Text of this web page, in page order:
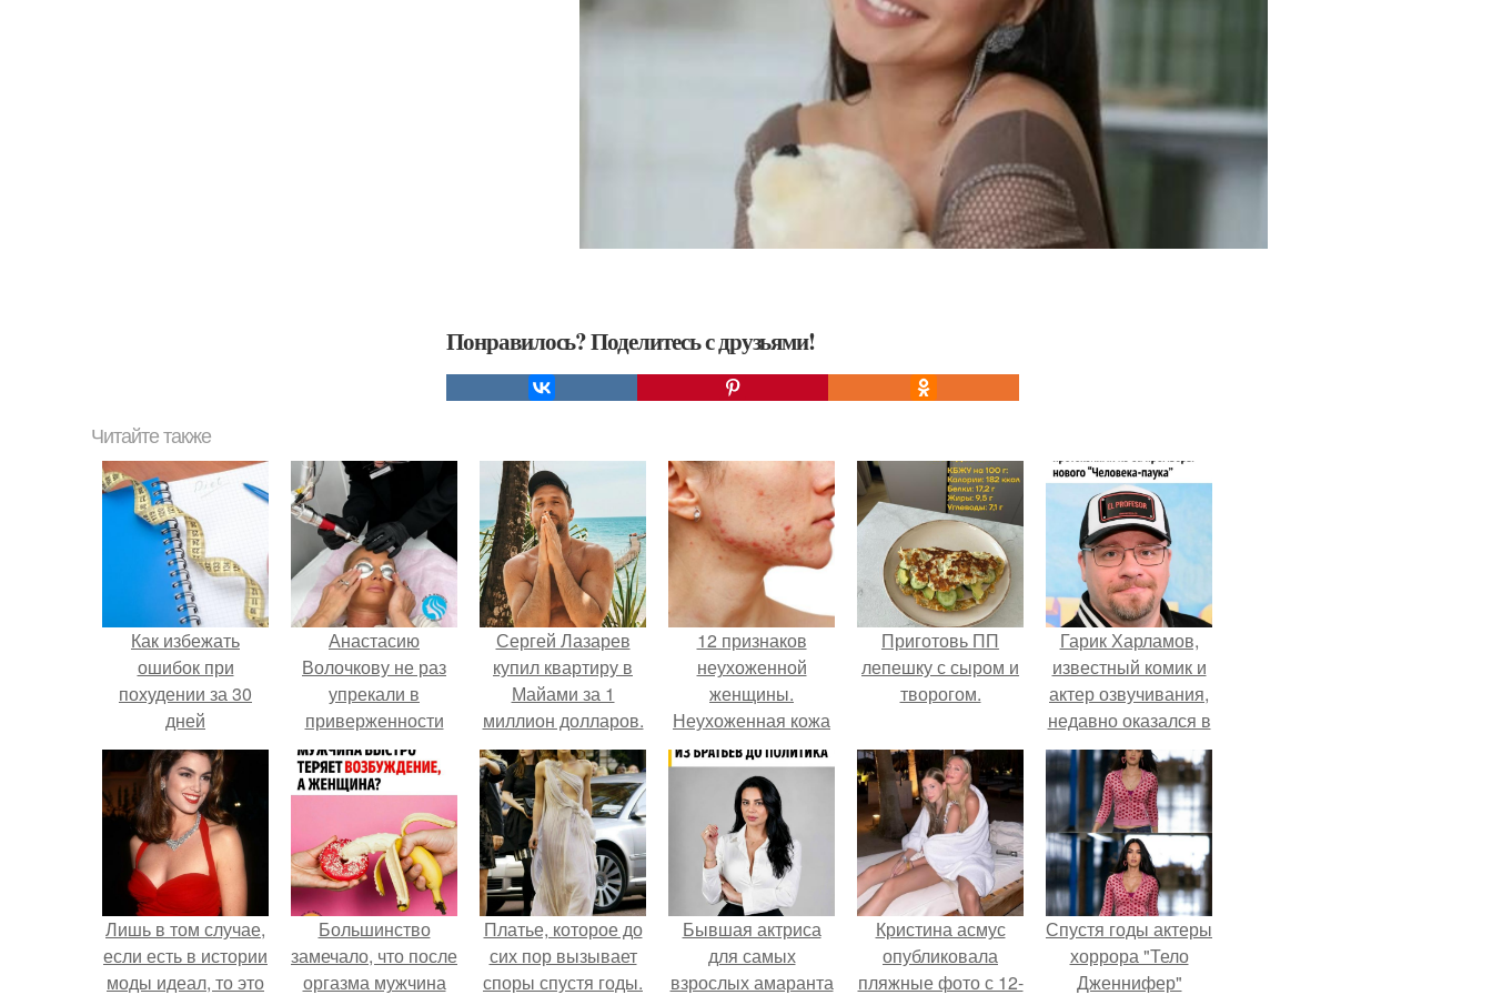
Понравилось? Поделитесь с друзьями!
Читайте также
Как избежать
ошибок при
похудении за 30
дней
Анастасию
Волочкову не раз
упрекали в
приверженности
устаревшим бьюти -
процедурам.
Сергей Лазарев
купил квартиру в
Майами за 1
миллион долларов.
12 признаков
неухоженной
женщины.
Неухоженная кожа
Приготовь ПП
лепешку с сыром и
творогом.
Гарик Харламов,
известный комик и
актер озвучивания,
недавно оказался в
центре внимания
из-за своей работы
над озвучкой
мультфильма про
колобка.
Лишь в том случае,
если есть в истории
моды идеал, то это
Большинство
замечало, что после
оргазма мужчина
Платье, которое до
сих пор вызывает
споры спустя годы.
Бывшая актриса
для самых
взрослых амаранта
Кристина асмус
опубликовала
пляжные фото с 12-
Спустя годы актеры
хоррора "Тело
Дженнифер"